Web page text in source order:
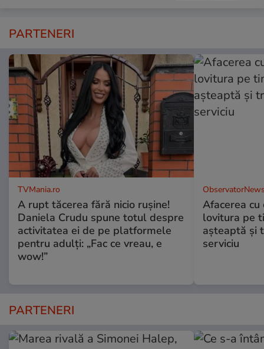
PARTENERI
TVMania.ro
A rupt tăcerea fără nicio rușine!
Daniela Crudu spune totul despre
activitatea ei de pe platformele
pentru adulți: „Fac ce vreau, e
wow!”
Afacerea
lovitura pe
aşteaptă şi
serviciu
PARTENERI